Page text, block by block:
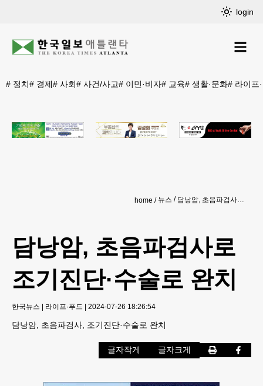
login
# 정치# 경제# 사회# 사건/사고# 이민·비자# 교육# 생활·문화# 라이프
home 뉴스 담낭암, 초음파검사로 조기진단·수술로 완치
담낭암, 초음파검사로
조기진단·수술로 완치
한국뉴스 | 라이프·푸드 | 2024-07-26 18:26:54
담낭암, 초음파검사, 조기진단·수술로 완치
글자작게 글자크게